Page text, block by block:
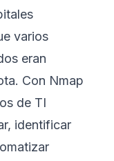
varios
eran
Con Nmap
de TI
identificar